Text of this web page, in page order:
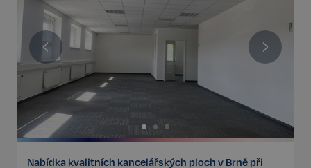
Nabídka kvalitních kancelářských ploch v Brně při